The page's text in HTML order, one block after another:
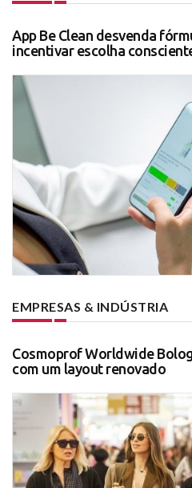
App Be Clean desvenda
incentivar escolha
EMPRESAS & INDÚSTRIA
Cosmoprof Worldwide
com um layout renovado